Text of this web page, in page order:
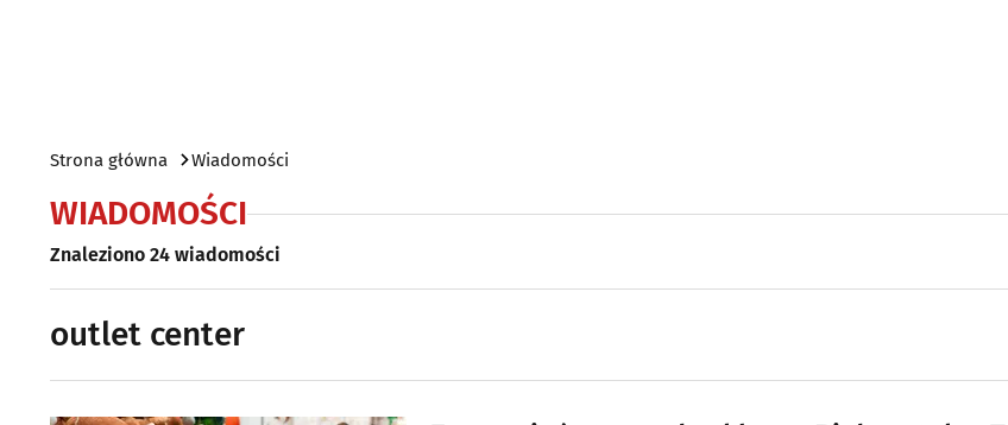
Strona główna Wiadomości
WIADOMOŚCI
Znaleziono 24 wiadomości
outlet center